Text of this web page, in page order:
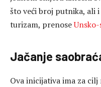
što veći broj putnika, ali
turizam, prenose
Jačanje
Ova inicijativa ima za